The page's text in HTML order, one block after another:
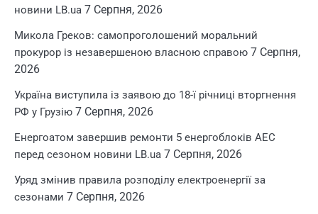
новини LB.ua 7 Серпня, 2026
Микола Греков: самопроголошений моральний
прокурор із незавершеною власною справою 7 Серпня,
2026
Україна виступила із заявою до 18-ї річниці вторгнення
РФ у Грузію 7 Серпня, 2026
Енергоатом завершив ремонти 5 енергоблоків АЕС
перед сезоном новини LB.ua 7 Серпня, 2026
Уряд змінив правила розподілу електроенергії за
сезонами 7 Серпня, 2026